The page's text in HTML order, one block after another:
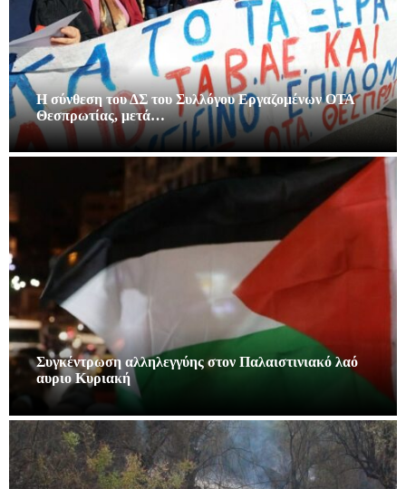
Η σύνθεση του ΔΣ του Συλλόγου Εργαζομένων ΟΤΑ
Θεσπρωτίας, μετά…
Συγκέντρωση αλληλεγγύης στον Παλαιστινιακό λαό
αυριο Κυριακή